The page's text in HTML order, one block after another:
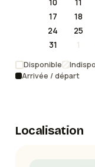
10
11
17
18
24
25
31
1
Disponible
Arrivée / départ
Localisation